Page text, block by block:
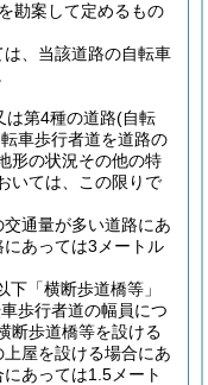
勘案して定めるもの
、当該道路の自転車
は第4種の道路(自転
車歩行者道を道路の
形の状況その他の特
いては、この限りで
通量が多い道路にあ
あっては3メートル
下「横断歩道橋等」
歩行者道の幅員につ
断歩道橋等を設ける
屋を設ける場合にあ
あっては1.5メート